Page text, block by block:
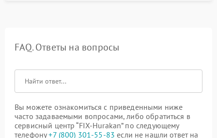
FAQ. Ответы на вопросы
Вы можете ознакомиться с приведенными ниже
часто задаваемыми вопросами, либо обратиться в
сервисный центр “FIX-Hurakan” по следующему
телефону+7 (800) 301-55-83 если не нашли ответ на